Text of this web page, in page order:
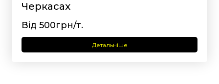
Черкасах
Від 500грн/т.
Детальніше